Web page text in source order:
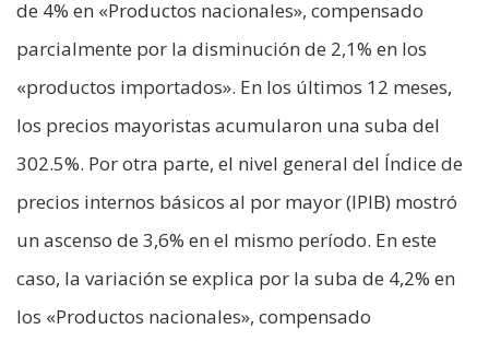
de 4% en «Productos nacionales», compensado
parcialmente por la disminución de 2,1% en los
«productos importados». En los últimos 12 meses,
los precios mayoristas acumularon una suba del
302.5%. Por otra parte, el nivel general del Índice de
precios internos básicos al por mayor (IPIB) mostró
un ascenso de 3,6% en el mismo período. En este
caso, la variación se explica por la suba de 4,2% en
los «Productos nacionales», compensado